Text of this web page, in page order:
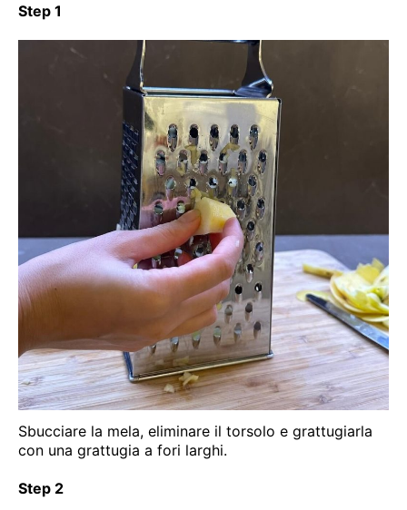
Step 1
Sbucciare la mela, eliminare il torsolo e grattugiarla
con una grattugia a fori larghi.
Step 2